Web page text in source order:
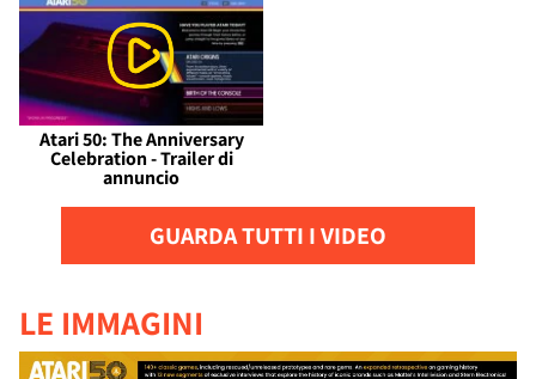
Atari 50: The Anniversary
Celebration - Trailer di
annuncio
GUARDA TUTTI I VIDEO
LE IMMAGINI